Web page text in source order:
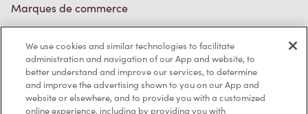
Marques de commerce
Diagnostic
Contactez-nous
We use cookies and similar technologies to facilitate
administration and navigation of our App and website, to
better understand and improve our services, to determine
and improve the advertising shown to you on our App and
website or elsewhere, and to provide you with a customized
online experience, including by providing you with